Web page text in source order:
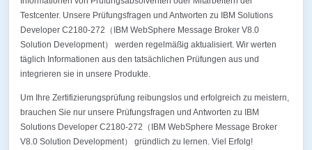
Testcenter. Unsere Prüfungsfragen und Antworten zu IBM Solutions
Developer C2180-272（IBM WebSphere Message Broker V8.0
Solution Development） werden regelmäßig aktualisiert. Wir werten
täglich Informationen aus den tatsächlichen Prüfungen aus und
integrieren sie in unsere Produkte.
Um Ihre Zertifizierungsprüfung reibungslos und erfolgreich zu meistern,
brauchen Sie nur unsere Prüfungsfragen und Antworten zu IBM
Solutions Developer C2180-272（IBM WebSphere Message Broker
V8.0 Solution Development） gründlich zu lernen. Viel Erfolg!